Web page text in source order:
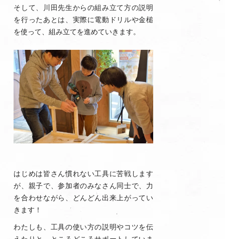
そして、川田先生からの組み立て方の説明
を行ったあとは、実際に電動ドリルや金槌
を使って、組み立てを進めていきます。
はじめは皆さん慣れない工具に苦戦します
が、親子で、参加者のみなさん同士で、力
を合わせながら、どんどん出来上がってい
きます！
わたしも、工具の使い方の説明やコツを伝